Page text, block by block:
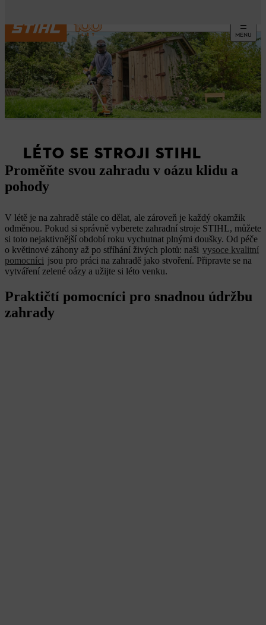
MENU
LÉTO SE STROJI STIHL
Proměňte svou zahradu v oázu klidu a
pohody
V létě je na zahradě stále co dělat, ale zároveň je každý okamžik
odměnou. Pokud si správně vyberete zahradní stroje STIHL, můžete
si toto nejaktivnější období roku vychutnat plnými doušky. Od péče
o květinové záhony až po stříhání živých plotů: naši vysoce kvalitní
pomocníci jsou pro práci na zahradě jako stvoření. Připravte se na
vytváření zelené oázy a užijte si léto venku.
Praktičtí pomocníci pro snadnou údržbu
zahrady